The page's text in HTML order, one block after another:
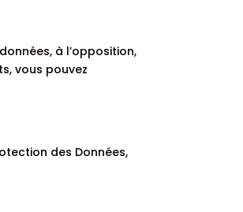
à l’opposition,
vous pouvez
des Données,